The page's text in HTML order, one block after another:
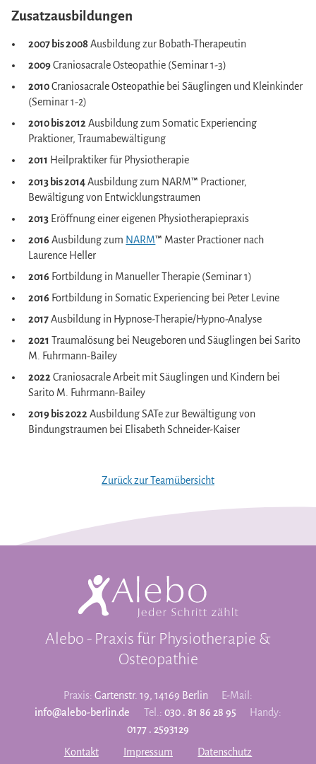
Zusatzausbildungen
2007 bis 2008Ausbildung zur Bobath-Therapeutin
2009Craniosacrale Osteopathie (Seminar 1-3)
2010Craniosacrale Osteopathie bei Säuglingen und Kleinkinder
(Seminar 1-2)
2010 bis 2012 Ausbildung zum Somatic Experiencing
Praktioner, Traumabewältigung
2011 Heilpraktiker für Physiotherapie
2013 bis 2014Ausbildung zum NARM™ Practioner,
Bewältigung von Entwicklungstraumen
2013 Eröffnung einer eigenen Physiotherapiepraxis
2016Ausbildung zum NARM™ Master Practioner nach
Laurence Heller
2016 Fortbildung in Manueller Therapie (Seminar 1)
2016 Fortbildung in Somatic Experiencing bei Peter Levine
2017Ausbildung in Hypnose-Therapie/Hypno-Analyse
2021 Traumalösung bei Neugeboren und Säuglingen bei Sarito
M. Fuhrmann-Bailey
2022 Craniosacrale Arbeit mit Säuglingen und Kindern bei
Sarito M. Fuhrmann-Bailey
2019 bis 2022 Ausbildung SATe zur Bewältigung von
Bindungstraumen bei Elisabeth Schneider-Kaiser
Zurück zur Teamübersicht
Alebo - Praxis für Physiotherapie &
Osteopathie
Praxis: Gartenstr. 19, 14169 Berlin
E-Mail:
info@alebo-berlin.de
Tel.: 030 . 81 86 28 95
Handy:
0177 . 2593129
Kontakt Impressum Datenschutz